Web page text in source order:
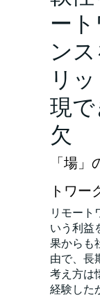
ー
ン
リ
現
欠
「場
トワー
リモート
いう利益
果からも
由で、長
考え方は
経験した